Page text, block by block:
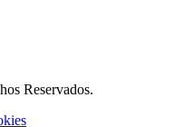
Reservados.